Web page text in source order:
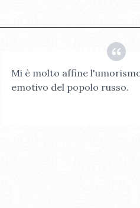
Mi è molto affine
emotivo del popolo russo.